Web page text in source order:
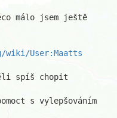
málo jsem ještě
wiki/User:Maatts
spíš chopit
s vylepšováním